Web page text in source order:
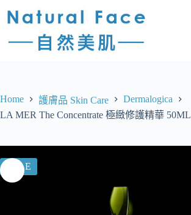
Home 護膚品 Skin Care
Dermalogica
LA MER The Concentrate 極緻修護精華 50ML
SALE